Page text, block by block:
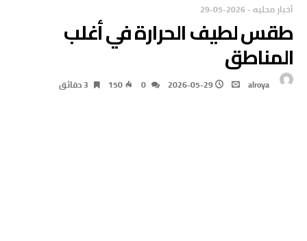
أخبار محليه-
2026-05-29
طقس لطيف الحرارة في أغلب
المناطق
alroya
2026-05-29
150 3 ‫دقائق‬